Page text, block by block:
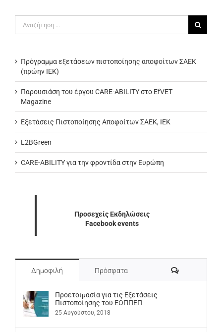
για:
Πρόγραμμα εξετάσεων πιστοποίησης αποφοίτων ΣΑΕΚ
(πρώην ΙΕΚ)
Παρουσιάση του έργου CARE-ABILITY στο EfVET
Magazine
Εξετάσεις Πιστοποίησης Αποφοίτων ΣΑΕΚ, ΙΕΚ
L2BGreen
CARE-ABILITY για την φροντίδα στην Ευρώπη
Προσεχείς Εκδηλώσεις
Facebook events
Δημοφιλή Πρόσφατα Σχόλια
Προετοιμασία για τις Εξετάσεις
Πιστοποίησης του ΕΟΠΠΕΠ
25 Αυγούστου, 2018